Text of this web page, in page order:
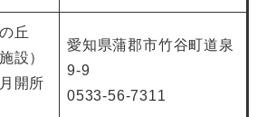
丘
設）
開所
愛知県蒲郡市竹谷町道泉
9-9
0533-56-7311